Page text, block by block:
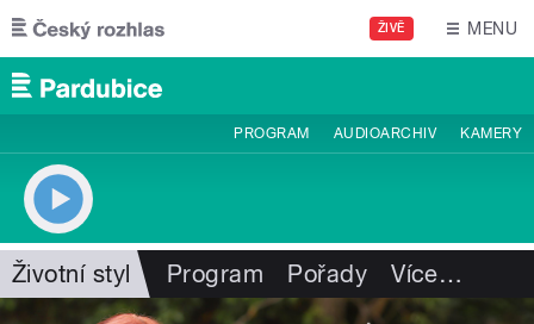
Přejít k hlavnímu obsahu
ŽIVĚ MENU
PROGRAM AUDIOARCHIV KAMERY
Životní styl Program Pořady Více…